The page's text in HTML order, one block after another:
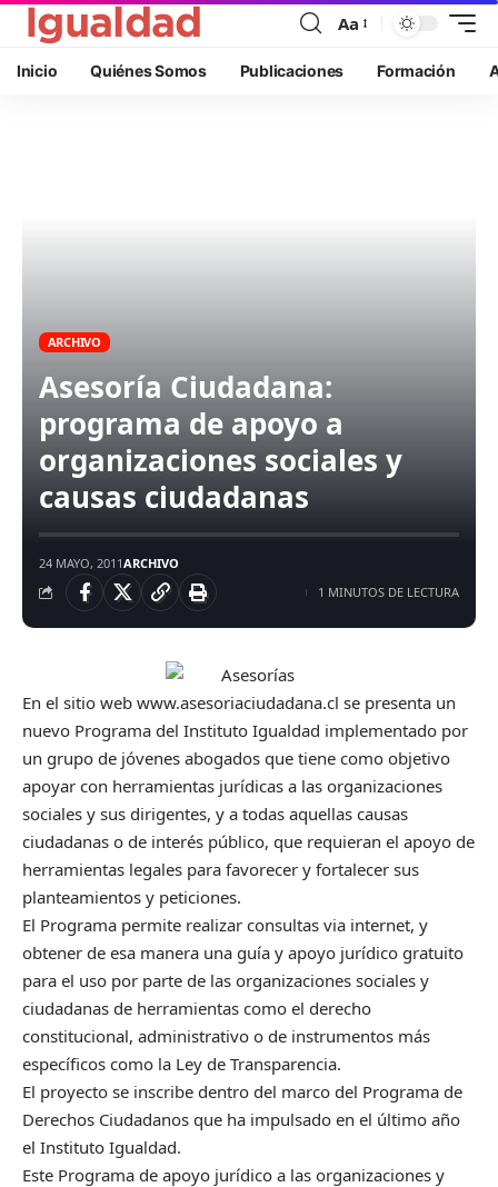
Aa
Inicio Quiénes Somos Publicaciones Formación
ARCHIVO
Asesoría Ciudadana:
programa de apoyo a
organizaciones sociales y
causas ciudadanas
24 MAYO, 2011ARCHIVO
1 MINUTOS DE LECTURA
En el sitio web www.asesoriaciudadana.cl se presenta un
nuevo Programa del Instituto Igualdad implementado por
un grupo de jóvenes abogados que tiene como objetivo
apoyar con herramientas jurídicas a las organizaciones
sociales y sus dirigentes, y a todas aquellas causas
ciudadanas o de interés público, que requieran el apoyo de
herramientas legales para favorecer y fortalecer sus
planteamientos y peticiones.
El Programa permite realizar consultas via internet, y
obtener de esa manera una guía y apoyo jurídico gratuito
para el uso por parte de las organizaciones sociales y
ciudadanas de herramientas como el derecho
constitucional, administrativo o de instrumentos más
específicos como la Ley de Transparencia.
El proyecto se inscribe dentro del marco del Programa de
Derechos Ciudadanos que ha impulsado en el último año
el Instituto Igualdad.
Este Programa de apoyo jurídico a las organizaciones y